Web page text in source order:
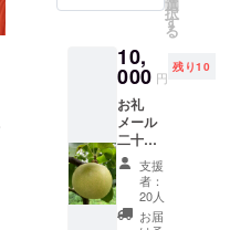
培。
【支援
者様の
お名前
掲示に
つい
て】 ・
期間：
2025年
5月から
事業が
の近況
支援者
様のお
名前を
鳥取駅
前二十
世紀梨
の圃場
掲示板
に掲示
（掲示
択
す
る
10,
000 円
残り10
お礼
メール
二十世
紀梨と
新甘泉
の２種
で３kg
支援
者：
20人
お届